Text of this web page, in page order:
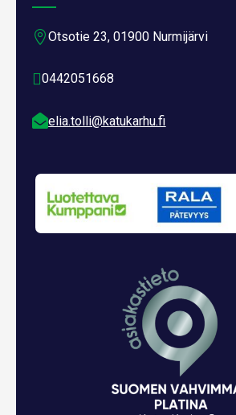
Otsotie 23, 01900 Nurmijärvi
0442051668
elia.tolli@katukarhu.fi